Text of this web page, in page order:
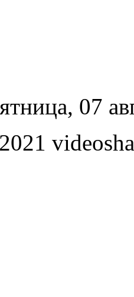
07